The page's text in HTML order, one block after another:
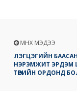
ӨМНӨХ МЭДЭЭ
ЛЭГЦЭГИЙН
НЭРЭМЖИТ ЭРДЭМ
ТӨРИЙН ОРДОНД